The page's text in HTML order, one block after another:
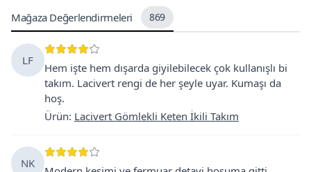
Mağaza Değerlendirmeleri 869
LF
Hem işte hem dışarda giyilebilecek çok kullanışlı bi
takım. Lacivert rengi de her şeyle uyar. Kumaşı da
hoş.
Ürün: Lacivert Gömlekli Keten İkili Takım
NK